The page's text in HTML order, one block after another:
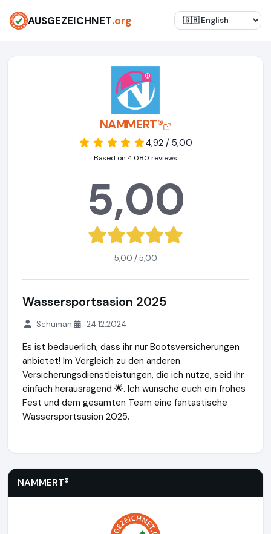
AUSGEZEICHNET.org
NAMMERT®
4,92 / 5,00
Based on 4.080 reviews
5,00
5,00 / 5,00
Wassersportsasion 2025
Schuman 24.12.2024
Es ist bedauerlich, dass ihr nur Bootsversicherungen
anbietet! Im Vergleich zu den anderen
Versicherungsdienstleistungen, die ich nutze, seid ihr
einfach herausragend 🌟. Ich wünsche euch ein frohes
Fest und dem gesamten Team eine fantastische
Wassersportsasion 2025.
NAMMERT®